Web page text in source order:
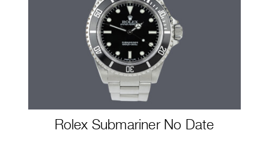
Rolex Submariner No Date